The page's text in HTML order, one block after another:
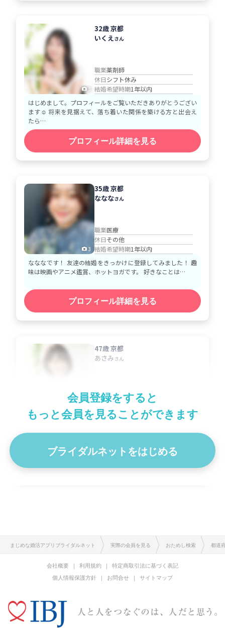
3
32歳 京都
いくえさん
職業薬剤師
休日シフト休み
結婚希望時期1年以内
はじめまして。プロフィールをご覧いただきありがとうござい
ます☺️ 将来を見据えて、落ち着いた関係を築ける方と出会え
たら…
プロフィール詳細を見る
3
35歳 京都
なななさん
職業医療
休日その他
結婚希望時期1年以内
なななです！ 友達の結婚をきっかけに登録してみました！ 趣
味は映画やアニメ鑑賞、ホットヨガです。 好きなことは…
プロフィール詳細を見る
1
47歳 京都
あさみ さん
休日土日祝
結婚希望時期
1年以内
自分が好きなやりがいのある仕事に出会えて、仕事をがんばっ
てきましたが、いまごろになって家族が欲しいと思い始めて入
会員登録をすると
もっと会員を見ることができます
ブライダルネットをはじめる
まじめな婚活アプリブライダルネット 実際の会員を見る おためし検索 都道
会社概要 利用規約
特定商取引法に基づく表記
個人情報保護方針
お問合せ サイトマップ